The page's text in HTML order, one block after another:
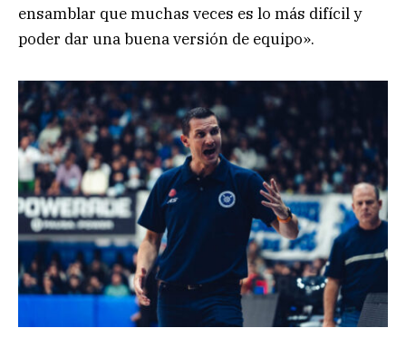
ensamblar que muchas veces es lo más difícil y
poder dar una buena versión de equipo».